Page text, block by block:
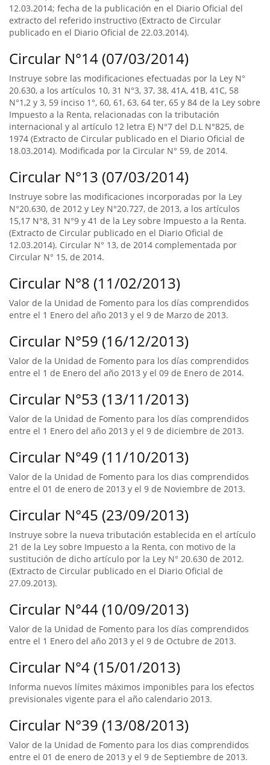
12.03.2014; fecha de la publicación en el Diario Oficial del
extracto del referido instructivo (Extracto de Circular
publicado en el Diario Oficial de 22.03.2014).
Circular N°14 (07/03/2014)
Instruye sobre las modificaciones efectuadas por la Ley N°
20.630, a los artículos 10, 31 N°3, 37, 38, 41A, 41B, 41C, 58
N°1,2 y 3, 59 inciso 1°, 60, 61, 63, 64 ter, 65 y 84 de la Ley sobre
Impuesto a la Renta, relacionadas con la tributación
internacional y al artículo 12 letra E) N°7 del D.L N°825, de
1974 (Extracto de Circular publicado en el Diario Oficial de
18.03.2014). Modificada por la Circular N° 59, de 2014.
Circular N°13 (07/03/2014)
Instruye sobre las modificaciones incorporadas por la Ley
N°20.630, de 2012 y Ley N°20.727, de 2013, a los artículos
15,17 N°8, 31 N°9 y 41 de la Ley sobre Impuesto a la Renta.
(Extracto de Circular publicado en el Diario Oficial de
12.03.2014). Circular N° 13, de 2014 complementada por
Circular N° 15, de 2014.
Circular N°8 (11/02/2013)
Valor de la Unidad de Fomento para los días comprendidos
entre el 1 Enero del año 2013 y el 9 de Marzo de 2013.
Circular N°59 (16/12/2013)
Valor de la Unidad de Fomento para los días comprendidos
entre el 1 de Enero del año 2013 y el 09 de Enero de 2014.
Circular N°53 (13/11/2013)
Valor de la Unidad de Fomento para los días comprendidos
entre el 1 Enero del año 2013 y el 9 de diciembre de 2013.
Circular N°49 (11/10/2013)
Valor de la Unidad de Fomento para los dias comprendidos
entre el 01 de enero de 2013 y el 9 de Noviembre de 2013.
Circular N°45 (23/09/2013)
Instruye sobre la nueva tributación establecida en el artículo
21 de la Ley sobre Impuesto a la Renta, con motivo de la
sustitución de dicho artículo por la Ley N° 20.630 de 2012.
(Extracto de Circular publicado en el Diario Oficial de
27.09.2013).
Circular N°44 (10/09/2013)
Valor de la Unidad de Fomento para los días comprendidos
entre el 1 Enero del año 2013 y el 9 de Octubre de 2013.
Circular N°4 (15/01/2013)
Informa nuevos límites máximos imponibles para los efectos
previsionales vigente para el año calendario 2013.
Circular N°39 (13/08/2013)
Valor de la Unidad de Fomento para los dias comprendidos
entre el 01 de enero de 2013 y el 9 de Septiembre de 2013.